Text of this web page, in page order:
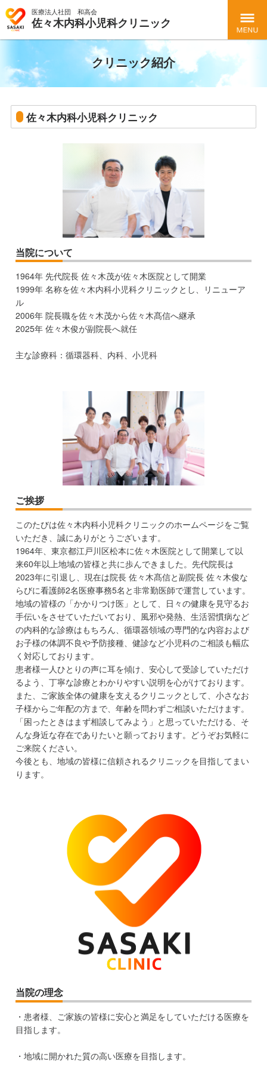
医療法人社団 和高会
佐々木内科小児科クリニック
Menu
クリニック紹介
佐々木内科小児科クリニック
当院について
1964年 先代院長 佐々木茂が佐々木医院として開業
1999年 名称を佐々木内科小児科クリニックとし、リニューア
ル
2006年 院長職を佐々木茂から佐々木髙信へ継承
2025年 佐々木俊が副院長へ就任
主な診療科：循環器科、内科、小児科
ご挨拶
このたびは佐々木内科小児科クリニックのホームページをご覧
いただき、誠にありがとうございます。
1964年、東京都江戸川区松本に佐々木医院として開業して以
来60年以上地域の皆様と共に歩んできました。先代院長は
2023年に引退し、現在は院長 佐々木髙信と副院長 佐々木俊な
らびに看護師2名医療事務5名と非常勤医師で運営しています。
地域の皆様の「かかりつけ医」として、日々の健康を見守るお
手伝いをさせていただいており、風邪や発熱、生活習慣病など
の内科的な診療はもちろん、循環器領域の専門的な内容および
お子様の体調不良や予防接種、健診など小児科のご相談も幅広
く対応しております。
患者様一人ひとりの声に耳を傾け、安心して受診していただけ
るよう、丁寧な診療とわかりやすい説明を心がけております。
また、ご家族全体の健康を支えるクリニックとして、小さなお
子様からご年配の方まで、年齢を問わずご相談いただけます。
「困ったときはまず相談してみよう」と思っていただける、そ
んな身近な存在でありたいと願っております。どうぞお気軽に
ご来院ください。
今後とも、地域の皆様に信頼されるクリニックを目指してまい
ります。
当院の理念
・患者様、ご家族の皆様に安心と満足をしていただける医療を
目指します。
・地域に開かれた質の高い医療を目指します。